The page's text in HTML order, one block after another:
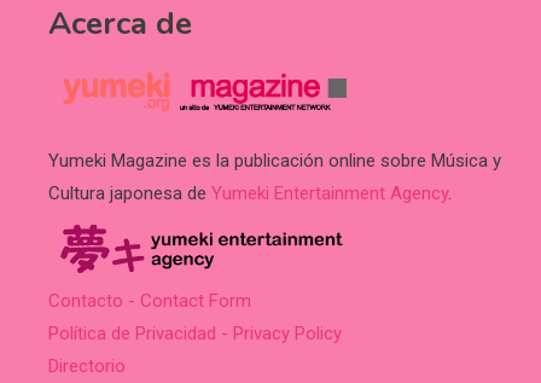
Acerca de
Yumeki Magazine es la publicación online sobre Música y
Cultura japonesa de Yumeki Entertainment Agency.
Contacto - Contact Form
Política de Privacidad - Privacy Policy
Directorio